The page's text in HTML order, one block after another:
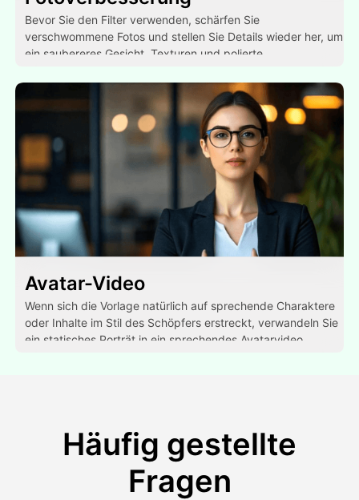
Bevor Sie den Filter verwenden, schärfen Sie
verschwommene Fotos und stellen Sie Details wieder her, um
ein saubereres Gesicht, Texturen und polierte
Avatar-Video
Wenn sich die Vorlage natürlich auf sprechende Charaktere
oder Inhalte im Stil des Schöpfers erstreckt, verwandeln Sie
ein statisches Porträt in ein sprechendes Avatarvideo.
Häufig gestellte
Fragen